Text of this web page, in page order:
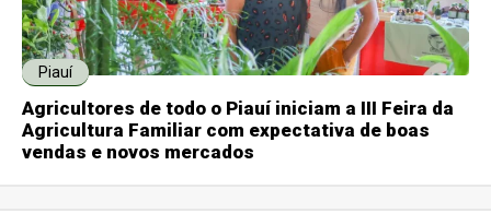
Piauí
Agricultores de todo o Piauí iniciam a III Feira da
Agricultura Familiar com expectativa de boas
vendas e novos mercados